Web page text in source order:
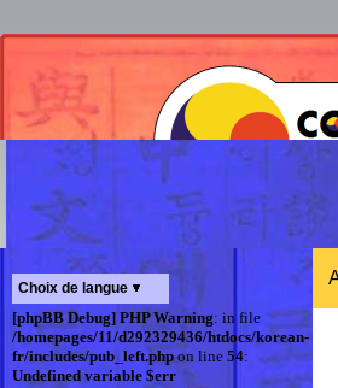
Choix de langue
[phpBB Debug] PHP Warning: in file
/homepages/11/d292329436/htdocs/korean-
fr/includes/pub_left.phpon line 54:
Undefined variable $err